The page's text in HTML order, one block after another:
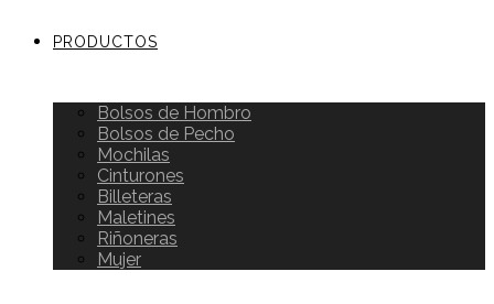
PRODUCTOS
Bolsos de Hombro
Bolsos de Pecho
Mochilas
Cinturones
Billeteras
Maletines
Riñoneras
Mujer